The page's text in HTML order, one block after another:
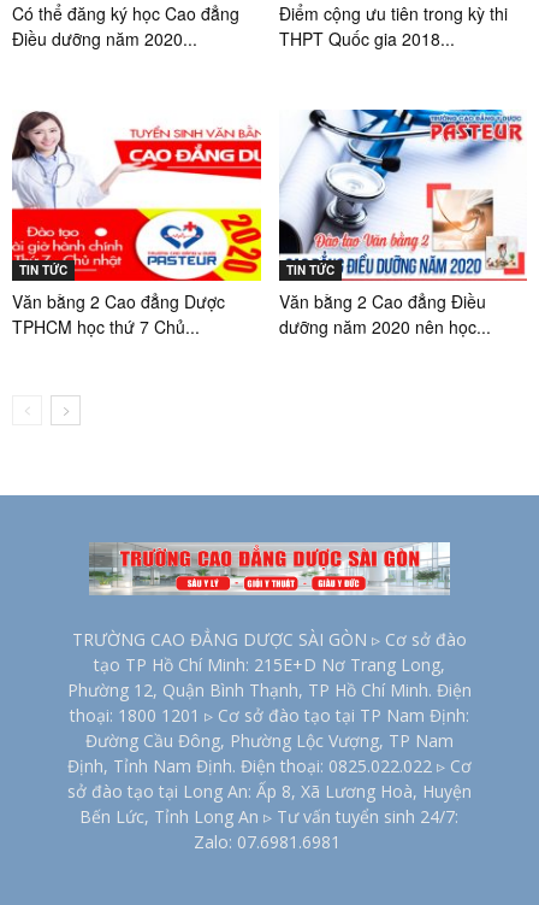
Có thể đăng ký học Cao đẳng
Điều dưỡng năm 2020...
Điểm cộng ưu tiên trong kỳ thi
THPT Quốc gia 2018...
TIN TỨC
Văn bằng 2 Cao đẳng Dược
TPHCM học thứ 7 Chủ...
TIN TỨC
Văn bằng 2 Cao đẳng Điều
dưỡng năm 2020 nên học...
TRƯỜNG CAO ĐẲNG DƯỢC SÀI GÒN ▹ Cơ sở đào
tạo TP Hồ Chí Minh: 215E+D Nơ Trang Long,
Phường 12, Quận Bình Thạnh, TP Hồ Chí Minh. Điện
thoại: 1800 1201 ▹ Cơ sở đào tạo tại TP Nam Định:
Đường Cầu Đông, Phường Lộc Vượng, TP Nam
Định, Tỉnh Nam Định. Điện thoại: 0825.022.022 ▹ Cơ
sở đào tạo tại Long An: Ấp 8, Xã Lương Hoà, Huyện
Bến Lức, Tỉnh Long An ▹ Tư vấn tuyển sinh 24/7:
Zalo: 07.6981.6981